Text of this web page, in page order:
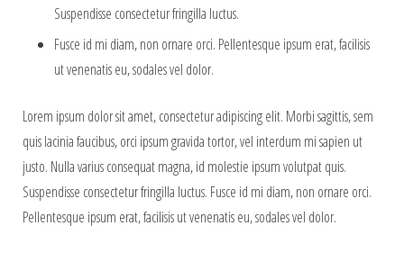
Suspendisse consectetur fringilla luctus.
Fusce id mi diam, non ornare orci. Pellentesque ipsum erat, facilisis
ut venenatis eu, sodales vel dolor.
Lorem ipsum dolor sit amet, consectetur adipiscing elit. Morbi sagittis, sem
quis lacinia faucibus, orci ipsum gravida tortor, vel interdum mi sapien ut
justo. Nulla varius consequat magna, id molestie ipsum volutpat quis.
Suspendisse consectetur fringilla luctus. Fusce id mi diam, non ornare orci.
Pellentesque ipsum erat, facilisis ut venenatis eu, sodales vel dolor.